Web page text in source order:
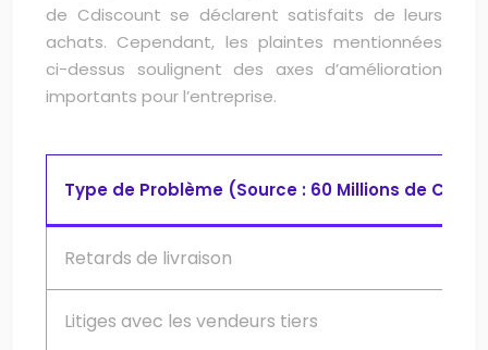
de Cdiscount se déclarent satisfaits de leurs
achats. Cependant, les plaintes mentionnées
ci-dessus soulignent des axes d’amélioration
importants pour l’entreprise.
Type de Problème (Source : 60 Millions de
Retards de livraison
Litiges avec les vendeurs tiers